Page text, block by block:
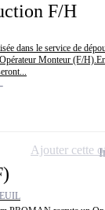
F/H
dans le service de
Monteur (F/
Ajouter cette